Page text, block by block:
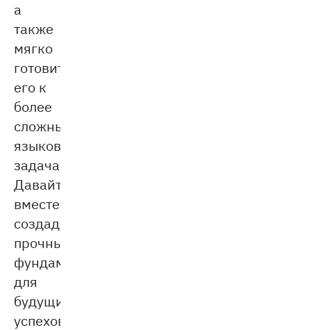
а
также
мягко
готовить
его к
более
сложным
языковым
задачам.
Давайте
вместе
создадим
прочный
фундамент
для
будущих
успехов!